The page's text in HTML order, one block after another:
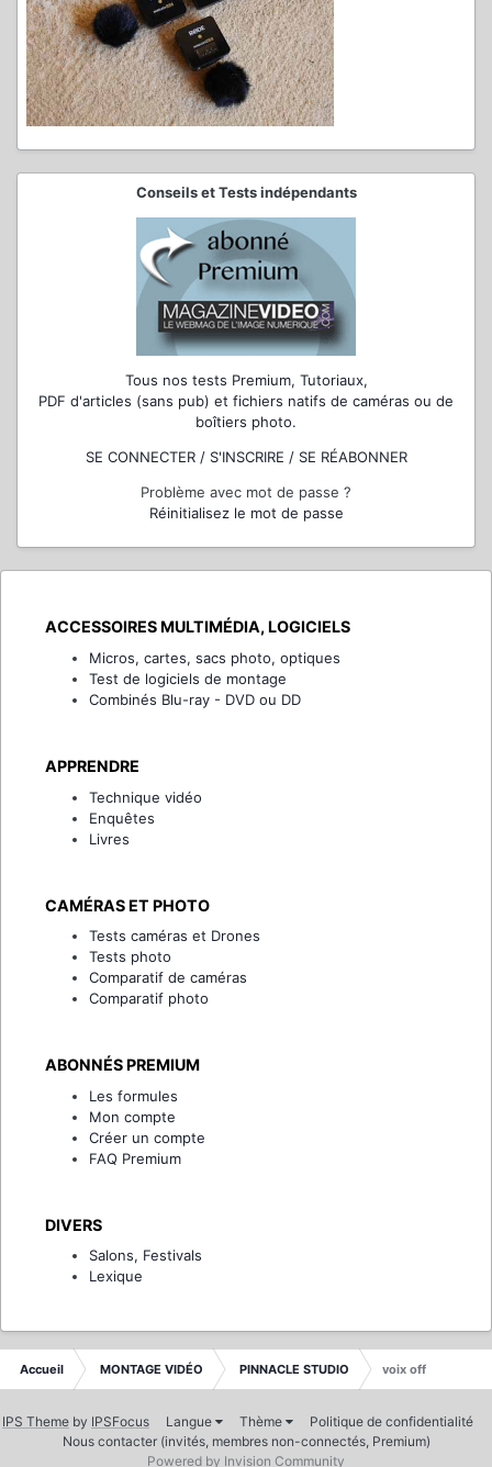
Conseils et Tests indépendants
Tous nos tests Premium, Tutoriaux,
PDF d'articles (sans pub) et fichiers natifs de caméras ou de
boîtiers photo.
SE CONNECTER / S'INSCRIRE / SE RÉABONNER
Problème avec mot de passe ?
Réinitialisez le mot de passe
ACCESSOIRES MULTIMÉDIA, LOGICIELS
Micros, cartes, sacs photo, optiques
Test de logiciels de montage
Combinés Blu-ray - DVD ou DD
APPRENDRE
Technique vidéo
Enquêtes
Livres
CAMÉRAS ET PHOTO
Tests caméras et Drones
Tests photo
Comparatif de caméras
Comparatif photo
ABONNÉS PREMIUM
Les formules
Mon compte
Créer un compte
FAQ Premium
DIVERS
Salons, Festivals
Lexique
Accueil MONTAGE VIDÉO PINNACLE STUDIO voix off
IPS Theme by IPSFocus Langue Thème
Politique de confidentialité
Nous contacter (invités, membres non-connectés, Premium)
Powered by Invision Community